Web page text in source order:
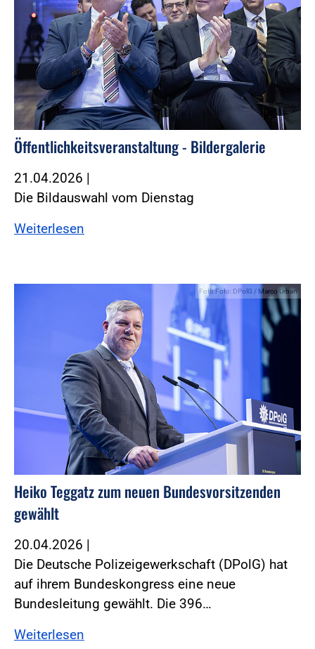
Öffentlichkeitsveranstaltung - Bildergalerie
21.04.2026 |
Die Bildauswahl vom Dienstag
Weiterlesen
Foto:Foto: DPolG / Marco Urban
Heiko Teggatz zum neuen Bundesvorsitzenden
gewählt
20.04.2026 |
Die Deutsche Polizeigewerkschaft (DPolG) hat
auf ihrem Bundeskongress eine neue
Bundesleitung gewählt. Die 396…
Weiterlesen